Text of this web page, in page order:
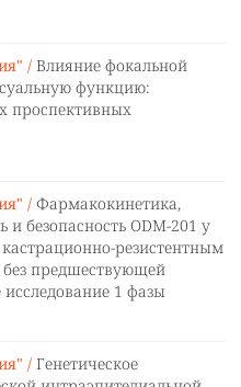
/ Влияние фокальной
функцию:
проспективных
/ Фармакокинетика,
и безопасность ODM-201 у
резистентным
предшествующей
1 фазы
/ Генетическое